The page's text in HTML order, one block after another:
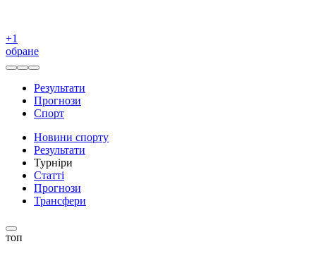
+1
обране
Результати
Прогнози
Спорт
Новини спорту
Результати
Турніри
Статті
Прогнози
Трансфери
топ